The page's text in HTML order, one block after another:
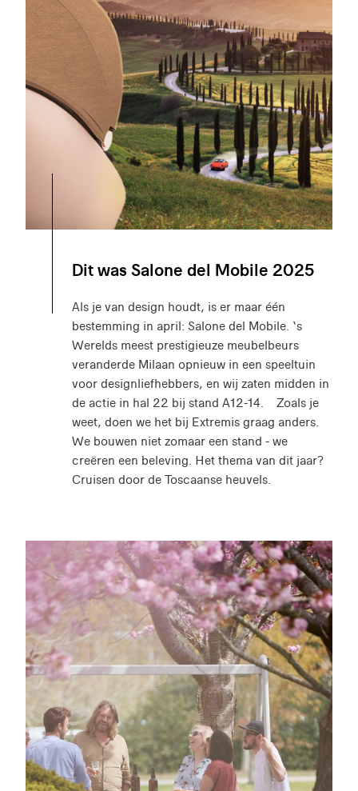
Dit was Salone del Mobile 2025
Als je van design houdt, is er maar één
bestemming in april: Salone del Mobile. ‘s
Werelds meest prestigieuze meubelbeurs
veranderde Milaan opnieuw in een speeltuin
voor designliefhebbers, en wij zaten midden in
de actie in hal 22 bij stand A12-14. Zoals je
weet, doen we het bij Extremis graag anders.
We bouwen niet zomaar een stand - we
creëren een beleving. Het thema van dit jaar?
Cruisen door de Toscaanse heuvels.